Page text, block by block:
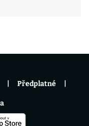
Předplatné